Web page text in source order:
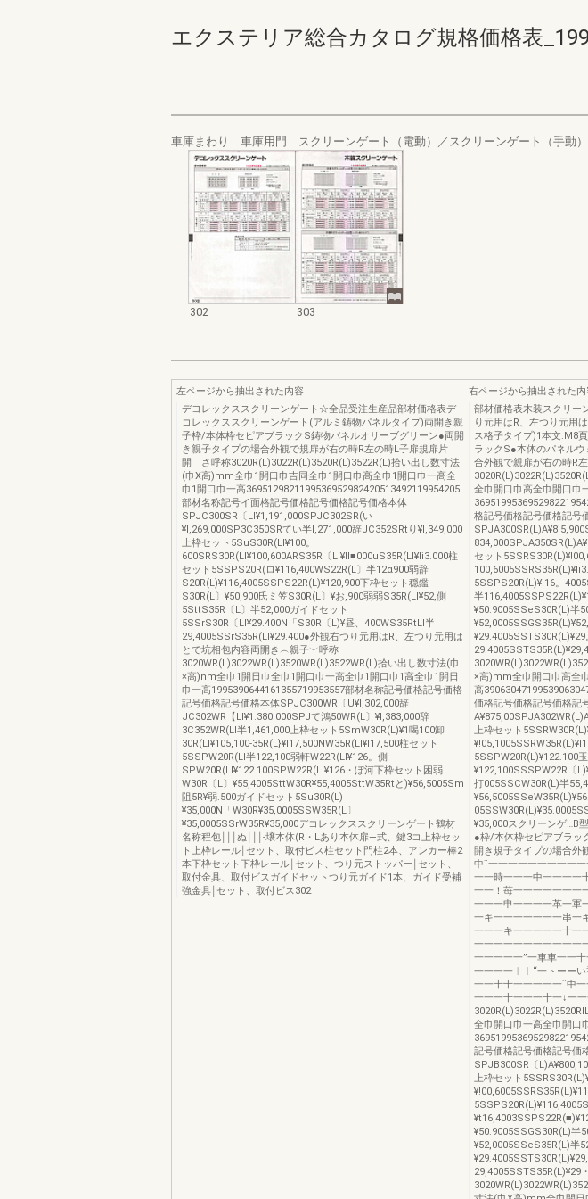
エクステリア総合カタログ規格価格表
車庫まわり 車庫用門 スクリーンゲート（電動）／スクリーンゲート（手動）
302 303
左ページから抽出された内容
デヨレックススクリーンゲート☆全品受注生産品部材価格表デ
コレックススクリーンゲート(アルミ鋳物パネルタイプ)両開き親
子枠/本体枠セピアブラックS鋳物パネルオリーブグリーン●両開
き親子タイプの場合外観で規扉が右の時R左の時L子扉規扉片
開 さ呼称3020R(L)3022R(L)3520R(L)3522R(L)拾い出し数寸法
(巾X高)mm全巾1開口巾吉同全巾1開口巾高全巾1開口巾一高全
巾1開口巾一高3695129821199536952982420513492119954205
部材名称記号イ面格記号価格記号価格記号価格本体
SPJC300SR〔Ll¥1,191,000SPJC302SR(い
¥l,269,000SP3C350SRてい半l,271,000辞JC352SRtり¥l,349,000
上枠セット5SuS30R(Ll¥100。
600SRS30R(Ll¥100,600ARS35R〔Ll¥ll■000uS35R(Ll¥li3.000柱
セット5SSPS20R(ロ¥116,400WS22R(L〕半12α900弱辞
S20R(L)¥116,4005SSPS22R(L)¥120,900下枠セット穏鑑
S30R(L〕¥50,900氏ミ笠S30R(L〕¥お,900弱弱S35R(Ll¥52,側
5SttS35R〔L〕半52,000ガイドセット
5SSrS30R〔Ll¥29.400N「S30R〔L)¥昼、400WS35RtLl半
29,4005SSrS35R(Ll¥29.400●外観右つり元用はR、左つり元用は
とで坑相包内容両開き︵親子︶呼称
3020WR(L)3022WR(L)3520WR(L)3522WR(L)拾い出し数寸法(巾
×高)nm全巾1開日巾全巾1開口巾一高全巾1開口巾1高全巾1開日
巾一高1995390644161355719953557部材名称記号価格記号価格
記号価格記号価格本体SPJC300WR〔U¥l,302,000辞
JC302WR【Ll¥1.380.000SPJて鴻50WR(L〕¥l,383,000辞
3C352WR(Ll半1,461,000上枠セット5SmW30R(L)¥1喝100卸
30R(Ll¥105,100-35R(L}¥l17,500NW35R(Ll¥l17,500柱セット
5SSPW20R(Ll半122,100弱軒W22R(Ll¥126。側
SPW20R(Ll¥122.100SPW22R(Ll¥126・ぼ河下枠セット困弱
W30R〔L〕¥55,4005SttW30R¥55,4005SttW35Rtと)¥56,5005Sm
阻5R¥弱.500ガイドセット5Su30R(L)
¥35,000N「W30R¥35,0005SSW35R(L〕
¥35,0005SSrW35R¥35,000デコレックススクリーンゲート鶴材
名称程包￨￨￨ぬ￨￨￨‐壌本体(R・Lあり本体扉―式、鍵3コ上枠セッ
ト上枠レール￨セット、取付ビス柱セット門柱2本、アンカー棒2
本下枠セット下枠レール￨セット、つり元ストッパー￨セット、
取付金具、取付ビスガイドセットつり元ガイド1本、ガイド受補
強金具￨セット、取付ビス302
右ページから抽出された内
部材価格表木装スクリー
り元用はR、左つり元用
ス格子タイプ)1本文:M8
ラックS●本体のパネル
合外観で親扉が右の時
全巾開口巾高全巾開口巾
格記号価格記号価格記号
セット
5SSPS20R(L)¥!16。
半
¥50.9005SSeS30R(L)半
×高)mm全巾開口巾高全
高
価格記号価格記号価格記
上枠セット
5SSPW20R(L)¥122.100
¥122,100SSSPW22R〔
打005SSCW30R(L)半
¥35,000スクリーンゲ…B
●枠/本体枠セピアブラッ
開き規子タイプの場合外
中¨一一一一一一一一一
一一時一一一中一一一一
一一！苺一一一一一一一
一一一申一一一一革一軍
一キ一一一一一一一串一
一一一キ一一一一一十一
一一一一一一一一一一一
一一一一一”一車車一一
一一一一︱︱“一トーー
一一十十一一一一一¨中
一一一十一一一十一↓
全巾開口巾一高全巾開口
記号価格記号価格記号価
SPJB300SR〔
上枠セット
¥50.9005SSGS30R(L)半
¥52,0005SSeS35R(L)半
29,4005SSTS35R(L)¥29